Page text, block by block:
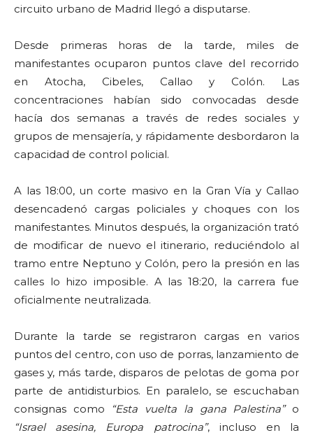
circuito urbano de Madrid llegó a disputarse.
Desde primeras horas de la tarde, miles de
manifestantes ocuparon puntos clave del recorrido
en Atocha, Cibeles, Callao y Colón. Las
concentraciones habían sido convocadas desde
hacía dos semanas a través de redes sociales y
grupos de mensajería, y rápidamente desbordaron la
capacidad de control policial.
A las 18:00, un corte masivo en la Gran Vía y Callao
desencadenó cargas policiales y choques con los
manifestantes. Minutos después, la organización trató
de modificar de nuevo el itinerario, reduciéndolo al
tramo entre Neptuno y Colón, pero la presión en las
calles lo hizo imposible. A las 18:20, la carrera fue
oficialmente neutralizada.
Durante la tarde se registraron cargas en varios
puntos del centro, con uso de porras, lanzamiento de
gases y, más tarde, disparos de pelotas de goma por
parte de antidisturbios. En paralelo, se escuchaban
consignas como
“Esta vuelta la gana Palestina”o
“Israel asesina, Europa patrocina”, incluso en la